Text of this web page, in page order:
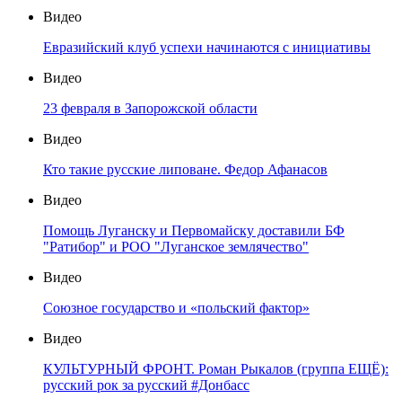
Видео
Евразийский клуб успехи начинаются с инициативы
Видео
23 февраля в Запорожской области
Видео
Кто такие русские липоване. Федор Афанасов
Видео
Помощь Луганску и Первомайску доставили БФ
"Ратибор" и РОО "Луганское землячество"
Видео
Союзное государство и «польский фактор»
Видео
КУЛЬТУРНЫЙ ФРОНТ. Роман Рыкалов (группа ЕЩЁ):
русский рок за русский #Донбасс